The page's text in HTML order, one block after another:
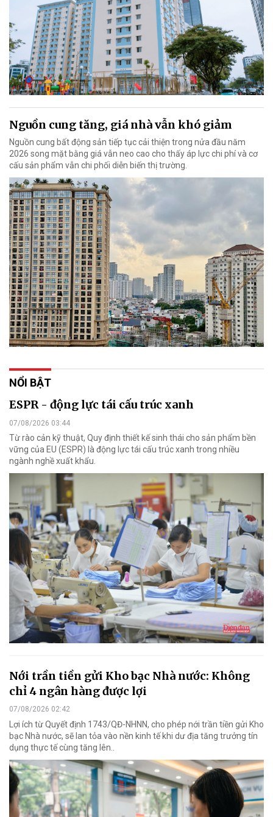
Nguồn cung tăng, giá nhà vẫn khó giảm
Nguồn cung bất động sản tiếp tục cải thiện trong nửa đầu năm
2026 song mặt bằng giá vẫn neo cao cho thấy áp lực chi phí và cơ
cấu sản phẩm vẫn chi phối diễn biến thị trường.
NỔI BẬT
ESPR - động lực tái cấu trúc xanh
07/08/2026 03:44
Từ rào cản kỹ thuật, Quy định thiết kế sinh thái cho sản phẩm bền
vững của EU (ESPR) là động lực tái cấu trúc xanh trong nhiều
ngành nghề xuất khẩu.
Nới trần tiền gửi Kho bạc Nhà nước: Không
chỉ 4 ngân hàng được lợi
07/08/2026 02:42
Lợi ích từ Quyết định 1743/QĐ-NHNN, cho phép nới trần tiền gửi Kho
bạc Nhà nước, sẽ lan tỏa vào nền kinh tế khi dư địa tăng trưởng tín
dụng thực tế cùng tăng lên..